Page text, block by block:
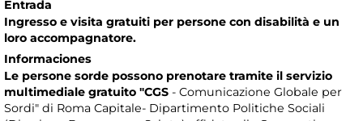
Entrada
Ingresso e visita gratuiti per persone con disabilità e un
loro accompagnatore.
Informaciones
Le persone sorde possono prenotare tramite il servizio
multimediale gratuito "CGS - Comunicazione Globale per
Sordi" di Roma Capitale- Dipartimento Politiche Sociali